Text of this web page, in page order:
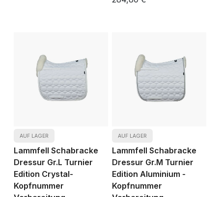
AUF LAGER
Lammfell Schabracke
Dressur Gr.L Turnier
Edition Crystal-
Kopfnummer
AUF LAGER
Lammfell Schabracke
Dressur Gr.M Turnier
Edition Aluminium -
Kopfnummer